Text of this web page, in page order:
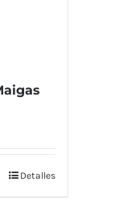
Detalles